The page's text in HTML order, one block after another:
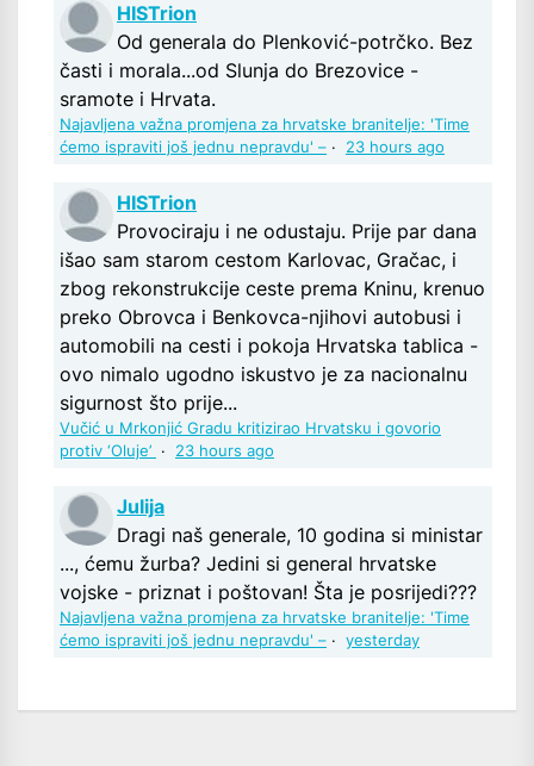
HISTrion
Od generala do Plenković-potrčko. Bez
časti i morala...od Slunja do Brezovice -
sramote i Hrvata.
Najavljena važna promjena za hrvatske branitelje: 'Time
ćemo ispraviti još jednu nepravdu' – · 23 hours ago
HISTrion
Provociraju i ne odustaju. Prije par dana
išao sam starom cestom Karlovac, Gračac, i
zbog rekonstrukcije ceste prema Kninu, krenuo
preko Obrovca i Benkovca-njihovi autobusi i
automobili na cesti i pokoja Hrvatska tablica -
ovo nimalo ugodno iskustvo je za nacionalnu
sigurnost što prije...
Vučić u Mrkonjić Gradu kritizirao Hrvatsku i govorio
protiv ‘Oluje’ · 23 hours ago
Julija
Dragi naš generale, 10 godina si ministar
..., ćemu žurba? Jedini si general hrvatske
vojske - priznat i poštovan! Šta je posrijedi???
Najavljena važna promjena za hrvatske branitelje: 'Time
ćemo ispraviti još jednu nepravdu' – · yesterday